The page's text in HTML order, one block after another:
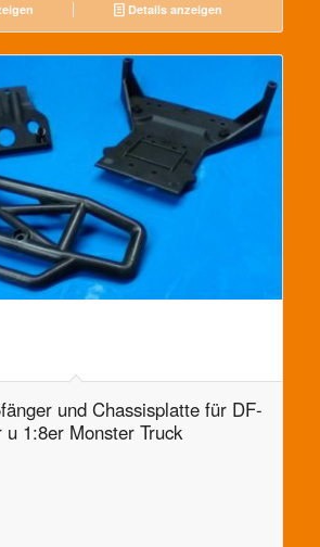
Details anzeigen
und Chassisplatte für DF-
u 1:8er Monster Truck